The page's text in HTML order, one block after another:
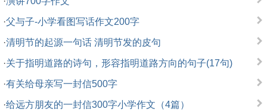
·父与子-小学看图写话作文200字
·清明节的起源一句话 清明节发的皮句
·关于指明道路的诗句，形容指明道路方向的句子(17句)
·有关给母亲写一封信500字
·给远方朋友的一封信300字小学作文（4篇）